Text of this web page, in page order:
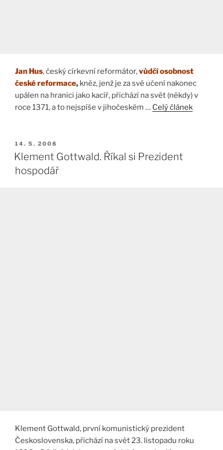
Jan Hus, český církevní reformátor,vůdčí osobnost
české reformace, kněz, jenž je za své učení nakonec
upálen na hranici jako kacíř, přichází na svět (někdy) v
roce 1371, a to nejspíše v jihočeském … Celý článek
PUBLIKOVÁNO
14. 5. 2008
Klement Gottwald. Říkal si Prezident
hospodář
Klement Gottwald, první komunistický prezident
Československa, přichází na svět 23. listopadu roku